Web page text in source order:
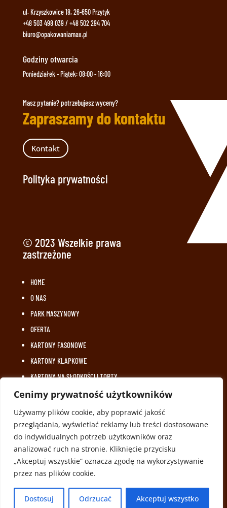
Cenimy prywatność użytkowników
Używamy plików cookie, aby poprawić jakość
przeglądania, wyświetlać reklamy lub treści dostosowane
do indywidualnych potrzeb użytkowników oraz
analizować ruch na stronie. Kliknięcie przycisku
„Akceptuj wszystkie” oznacza zgodę na wykorzystywanie
przez nas plików cookie.
Dostosuj Odrzucać Akceptuj wszystko
ul. Krzyszkowice 18, 26-650 Przytyk
+48 503 498 039 / +48 502 294 704
biuro@opakowaniamax.pl
Godziny otwarcia
Poniedziałek - Piątek: 08:00 - 16:00
Masz pytanie? potrzebujesz wyceny?
Zapraszamy do kontaktu
Kontakt
Polityka prywatności
© 2023 Wszelkie prawa
zastrzeżone
HOME
O NAS
PARK MASZYNOWY
OFERTA
KARTONY FASONOWE
KARTONY KLAPKOWE
KARTONY NA SŁODKOŚCI I TORTY
OPAKOWANIA WYSTAWOWE I STANDY
TACKI TEKTUROWE
REALIZOWANE PROJEKTY
LOGISTYKA
MATERIAŁY DO POBRANIA
Projekt i wykonanie grafik-projekt.pl